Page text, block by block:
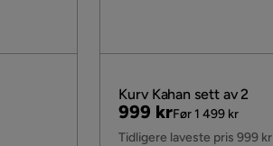
Kurv Kahan sett av 2
Pris
999 kr
Original
Pris
Før 1 499 kr
Tidligere laveste pris 999 kr